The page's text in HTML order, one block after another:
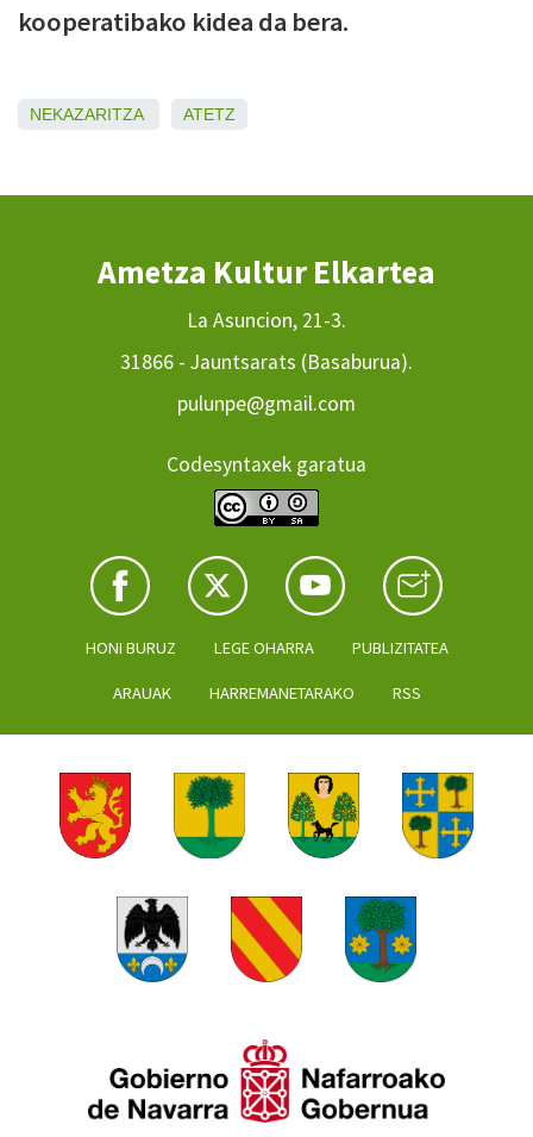
kooperatibako kidea da bera.
NEKAZARITZA ATETZ
Ametza Kultur Elkartea
La Asuncion, 21-3.
31866 - Jauntsarats (Basaburua).
pulunpe@gmail.com
Codesyntaxek garatua
HONI BURUZ LEGE OHARRA PUBLIZITATEA
ARAUAK HARREMANETARAKO RSS